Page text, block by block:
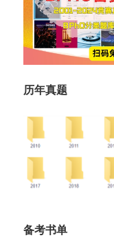
历年真题
备考书单